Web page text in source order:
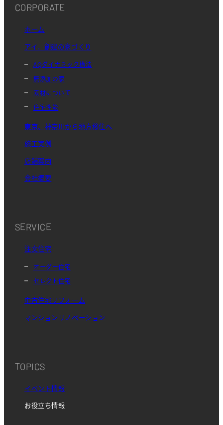
CORPORATE
ホーム
アイ．創建の家づくり
AQダイナミック構法
無添加の家
素材について
住宅性能
東京、神奈川から地方移住へ
施工実例
店舗案内
会社概要
SERVICE
注文住宅
オーダー住宅
セレクト住宅
中古住宅リフォーム
マンションリノベーション
TOPICS
イベント情報
お役立ち情報